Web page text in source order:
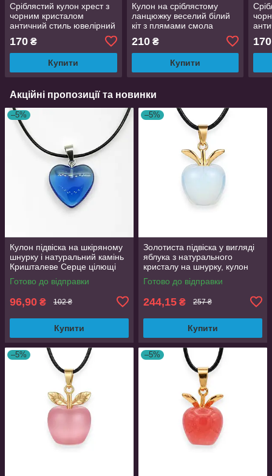
Сріблястий кулон хрест з
чорним кристалом
античний стиль ювелірний
нержавіюча сталь 304 Bow
Star 3 см AurumLux293
170 ₴
Купити
Кулон на сріблястому
ланцюжку веселий білий
кіт з плямами смола
нержавіюча сталь 2.9 см
45+5 см
210₴
Купити
Star
170
Акційні пропозиції та новинки
–5%
Кулон підвіска на шкіряному
шнурку і натуральний камінь
Кришталеве Серце цілющі
камені St-0110
Готово до відправки
96,90 ₴ 102 ₴
Купити
–5%
Золотиста підвіска у вигляді
яблука з натурального
кристалу на шнурку, кулон
2.2 см
Готово до відправки
244,15 ₴ 257 ₴
Купити
–5% –5%